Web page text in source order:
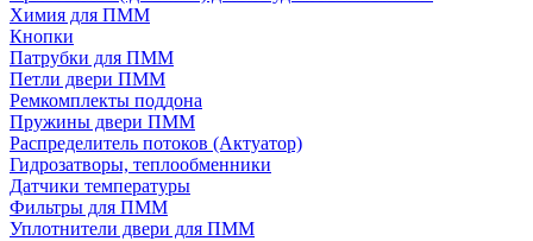
Химия для ПММ
Кнопки
Патрубки для ПММ
Петли двери ПММ
Ремкомплекты поддона
Пружины двери ПММ
Распределитель потоков (Актуатор)
Гидрозатворы, теплообменники
Датчики температуры
Фильтры для ПММ
Уплотнители двери для ПММ